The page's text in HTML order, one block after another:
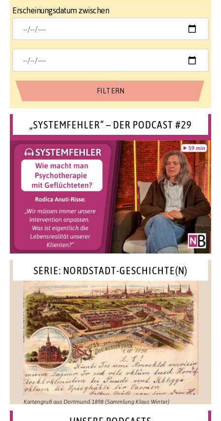
Erscheinungsdatum zwischen
„SYSTEMFEHLER“ – DER PODCAST #29
SERIE: NORDSTADT-GESCHICHTE(N)
Kartengruß aus Dortmund 1898 (Sammlung Klaus Winter)